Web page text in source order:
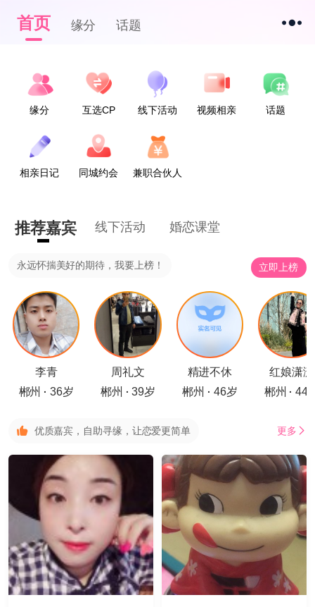
首页 缘分 话题
缘分 互选CP 线下活动 视频相亲 话题
相亲日记 同城约会 兼职合伙人
推荐嘉宾 线下活动 婚恋课堂
永远怀揣美好的期待，我要上榜！ 立即上榜
李青
郴州 · 36岁
周礼文
郴州 · 39岁
精进不休
郴州 · 46岁
红娘潇潇
郴州 · 44
优质嘉宾，自助寻缘，让恋爱更简单 更多